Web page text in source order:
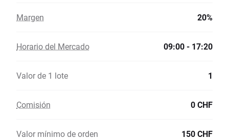
Margen 20%
Horario del Mercado 09:00 - 17:20
Valor de 1 lote 1
Comisión 0 CHF
Valor mínimo de orden 150 CHF